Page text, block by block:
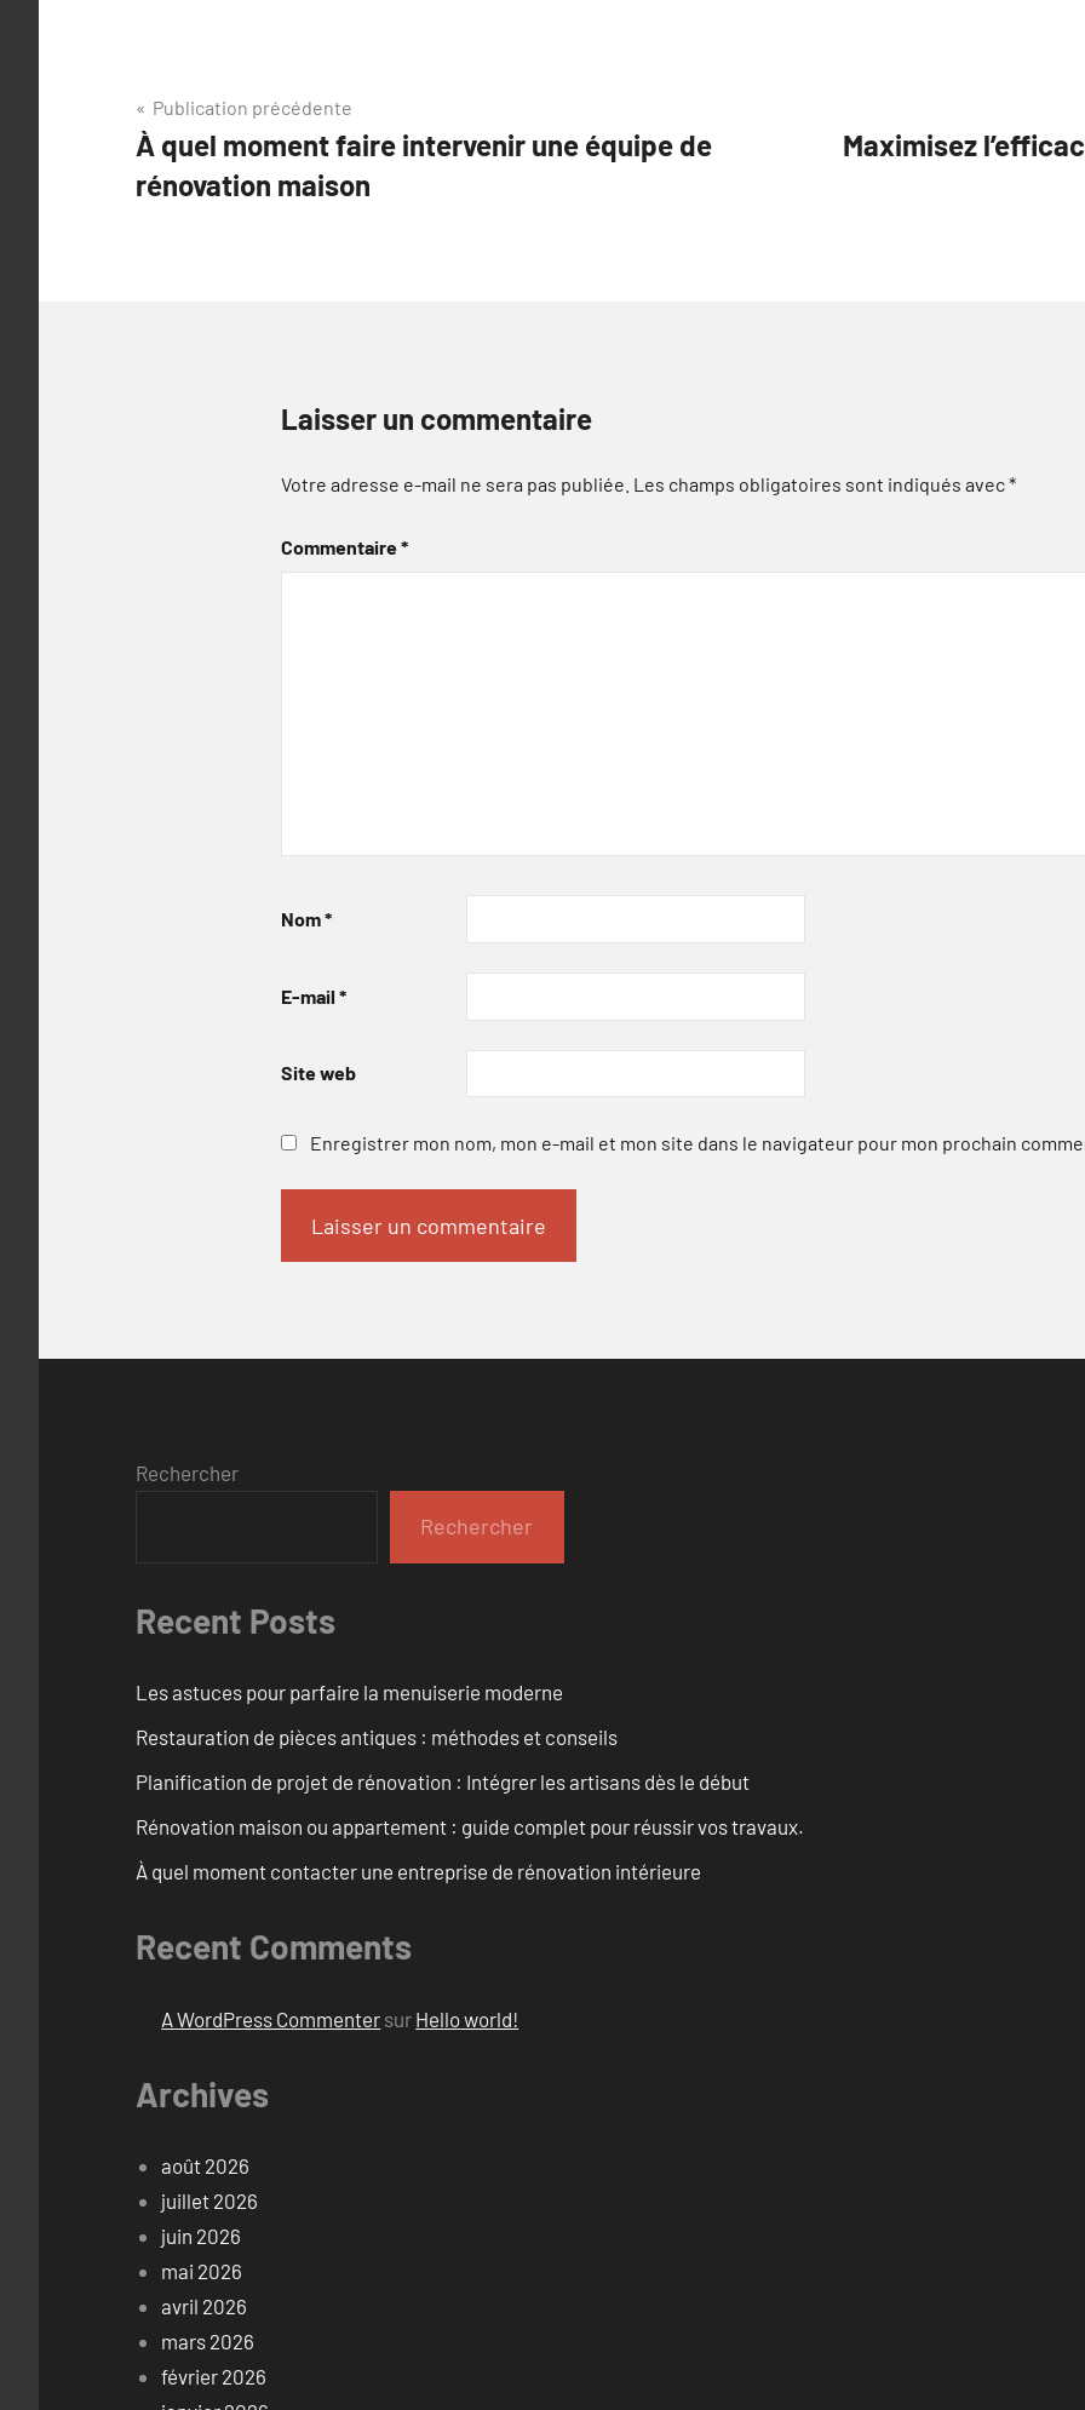
Navigation
de
l’article
Publication précédente
À quel moment faire intervenir une équipe de
rénovation maison
Maximisez
Laisser un commentaire
Votre adresse e-mail ne sera pas publiée. Les champs obligatoires sont indiqués avec*
Commentaire*
Nom*
E-mail *
Site web
Enregistrer mon nom, mon e-mail et mon site dans le navigateur pour mon prochain
Rechercher
Rechercher
Recent Posts
Les astuces pour parfaire la menuiserie moderne
Restauration de pièces antiques : méthodes et conseils
Planification de projet de rénovation : Intégrer les artisans dès le début
Rénovation maison ou appartement : guide complet pour réussir vos travaux.
À quel moment contacter une entreprise de rénovation intérieure
Recent Comments
A WordPress Commenter sur Hello world!
Archives
août 2026
juillet 2026
juin 2026
mai 2026
avril 2026
mars 2026
février 2026